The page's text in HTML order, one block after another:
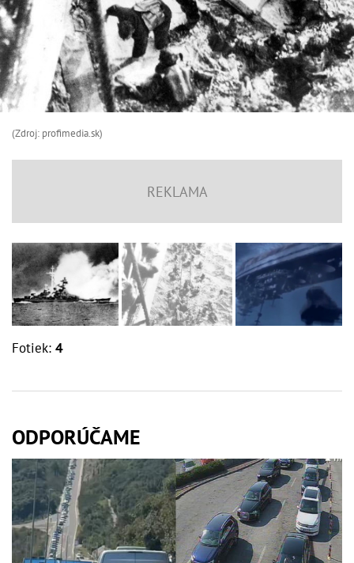
(Zdroj: profimedia.sk)
Fotiek: 4
ODPORÚČAME